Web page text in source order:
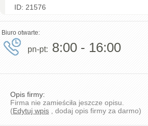
ID: 21576
Biuro otwarte:
pn-pt: 8:00 - 16:00
Opis firmy:
Firma nie zamieściła jeszcze opisu.
(Edytuj wpis , dodaj opis firmy za darmo)